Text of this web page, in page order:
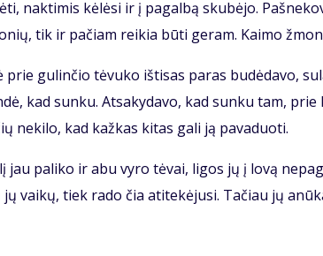
nak­ti­mis kė­lė­si ir į pa­gal­bą sku­bė­jo.
tik ir pa­čiam rei­kia bū­ti ge­ram. Kai­mo
prie gu­lin­čio tė­vu­ko iš­ti­sas pa­ras bu­dė­da­vo,
kad sun­ku. At­sa­ky­da­vo, kad sun­ku tam,
ne­ki­lo, kad kaž­kas ki­tas ga­li ją pa­va­duo­ti.
jau pa­li­ko ir abu vy­ro tė­vai, li­gos jų į lo­vą
vai­kų, tiek ra­do čia ati­te­kė­ju­si. Ta­čiau jų